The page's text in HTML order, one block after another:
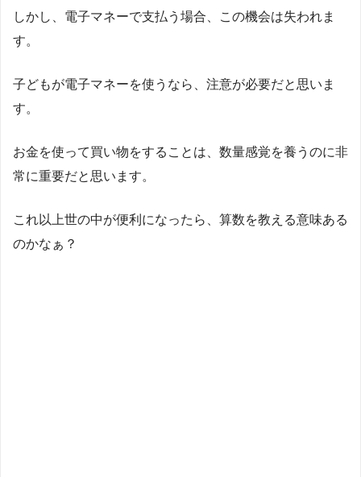
しかし、電子マネーで支払う場合、この機会は失われま
す。
子どもが電子マネーを使うなら、注意が必要だと思いま
す。
お金を使って買い物をすることは、数量感覚を養うのに非
常に重要だと思います。
これ以上世の中が便利になったら、算数を教える意味ある
のかなぁ？